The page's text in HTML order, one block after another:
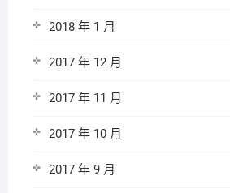
2018 年 1 月
2017 年 12 月
2017 年 11 月
2017 年 10 月
2017 年 9 月